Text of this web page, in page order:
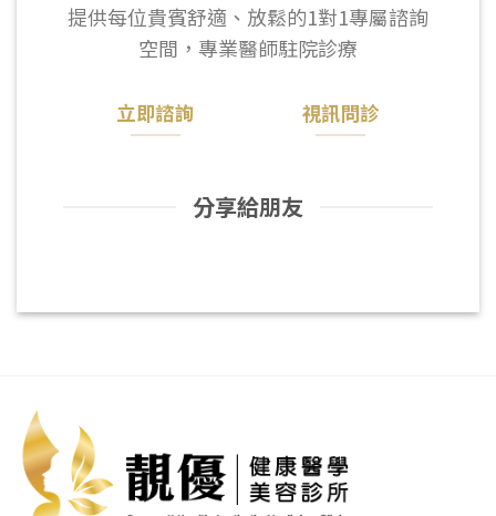
提供每位貴賓舒適、放鬆的1對1專屬諮詢
空間，專業醫師駐院診療
立即諮詢 視訊問診
分享給朋友